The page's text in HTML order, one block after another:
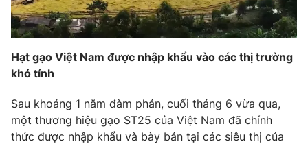
Hạt gạo Việt Nam được nhập khẩu vào các thị trường
khó tính
Sau khoảng 1 năm đàm phán, cuối tháng 6 vừa qua,
một thương hiệu gạo ST25 của Việt Nam đã chính
thức được nhập khẩu và bày bán tại các siêu thị của